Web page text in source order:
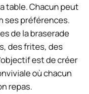
table. Chacun peut
ses préférences.
de la braserade
des frites, des
est de créer
où chacun
repas.